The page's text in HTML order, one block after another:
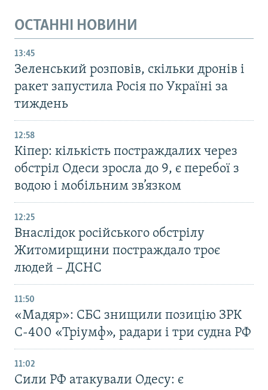
ОСТАННІ НОВИНИ
13:45
Зеленський розповів, скільки дронів і
ракет запустила Росія по Україні за
тиждень
12:58
Кіпер: кількість постраждалих через
обстріл Одеси зросла до 9, є перебої з
водою і мобільним зв’язком
12:25
Внаслідок російського обстрілу
Житомирщини постраждало троє
людей – ДСНС
11:50
«Мадяр»: СБС знищили позицію ЗРК
С-400 «Тріумф», радари і три судна РФ
11:02
Сили РФ атакували Одесу: є